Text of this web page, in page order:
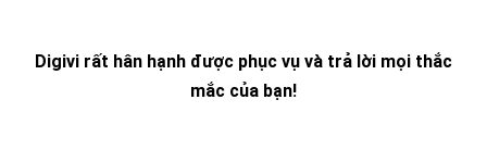
Digivi rất hân hạnh được phục vụ và trả lời mọi thắc
mắc của bạn!